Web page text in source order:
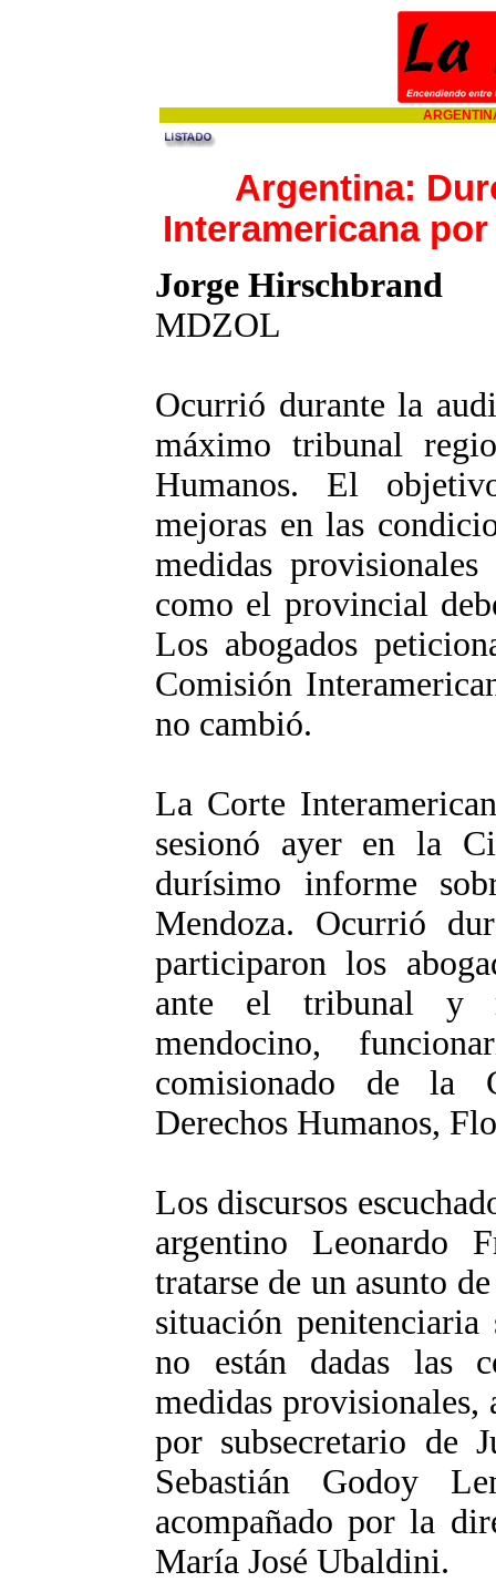
Argentina:
Interamericana
Jorge Hirschbrand
MDZOL
Ocurrió durante la
máximo tribunal
Humanos. El
mejoras en las
medidas
como el provincial
Los abogados
Comisión
no cambió.
La Corte
sesionó ayer en la
durísimo informe
Mendoza. Ocurrió
participaron los
ante el tribunal y
mendocino,
comisionado de la
Derechos Humanos,
Los discursos
argentino Leonardo
tratarse de un asunto
situación
no están dadas las
medidas provisionales,
por subsecretario de
Sebastián Godoy
acompañado por la
María José Ubaldini.